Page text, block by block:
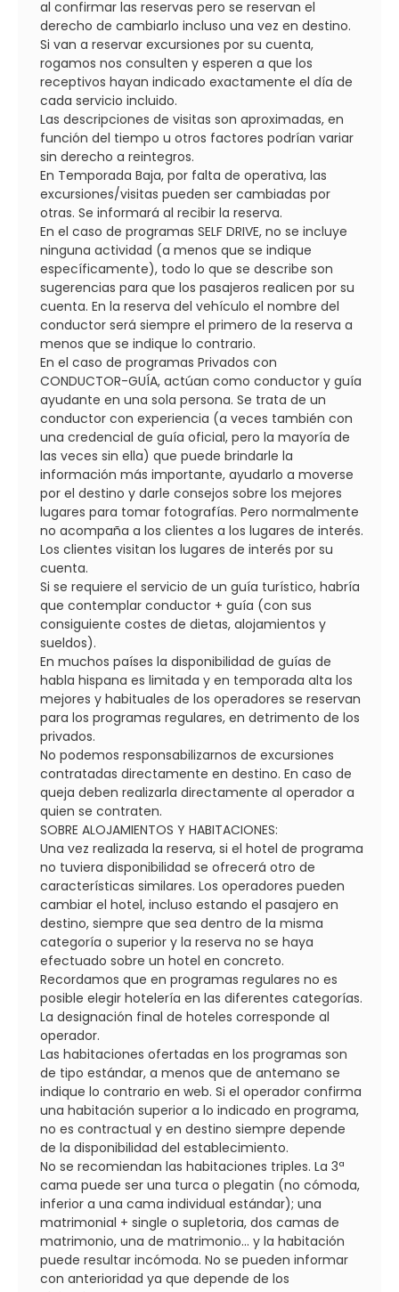
al confirmar las reservas pero se reservan el
derecho de cambiarlo incluso una vez en destino.
Si van a reservar excursiones por su cuenta,
rogamos nos consulten y esperen a que los
receptivos hayan indicado exactamente el día de
cada servicio incluido.
Las descripciones de visitas son aproximadas, en
función del tiempo u otros factores podrían variar
sin derecho a reintegros.
En Temporada Baja, por falta de operativa, las
excursiones/visitas pueden ser cambiadas por
otras. Se informará al recibir la reserva.
En el caso de programas SELF DRIVE, no se incluye
ninguna actividad (a menos que se indique
específicamente), todo lo que se describe son
sugerencias para que los pasajeros realicen por su
cuenta. En la reserva del vehículo el nombre del
conductor será siempre el primero de la reserva a
menos que se indique lo contrario.
En el caso de programas Privados con
CONDUCTOR-GUÍA, actúan como conductor y guía
ayudante en una sola persona. Se trata de un
conductor con experiencia (a veces también con
una credencial de guía oficial, pero la mayoría de
las veces sin ella) que puede brindarle la
información más importante, ayudarlo a moverse
por el destino y darle consejos sobre los mejores
lugares para tomar fotografías. Pero normalmente
no acompaña a los clientes a los lugares de interés.
Los clientes visitan los lugares de interés por su
cuenta.
Si se requiere el servicio de un guía turístico, habría
que contemplar conductor + guía (con sus
consiguiente costes de dietas, alojamientos y
sueldos).
En muchos países la disponibilidad de guías de
habla hispana es limitada y en temporada alta los
mejores y habituales de los operadores se reservan
para los programas regulares, en detrimento de los
privados.
No podemos responsabilizarnos de excursiones
contratadas directamente en destino. En caso de
queja deben realizarla directamente al operador a
quien se contraten.
SOBRE ALOJAMIENTOS Y HABITACIONES:
Una vez realizada la reserva, si el hotel de programa
no tuviera disponibilidad se ofrecerá otro de
características similares. Los operadores pueden
cambiar el hotel, incluso estando el pasajero en
destino, siempre que sea dentro de la misma
categoría o superior y la reserva no se haya
efectuado sobre un hotel en concreto.
Recordamos que en programas regulares no es
posible elegir hotelería en las diferentes categorías.
La designación final de hoteles corresponde al
operador.
Las habitaciones ofertadas en los programas son
de tipo estándar, a menos que de antemano se
indique lo contrario en web. Si el operador confirma
una habitación superior a lo indicado en programa,
no es contractual y en destino siempre depende
de la disponibilidad del establecimiento.
No se recomiendan las habitaciones triples. La 3ª
cama puede ser una turca o plegatin (no cómoda,
inferior a una cama individual estándar); una
matrimonial + single o supletoria, dos camas de
matrimonio, una de matrimonio... y la habitación
puede resultar incómoda. No se pueden informar
con anterioridad ya que depende de los